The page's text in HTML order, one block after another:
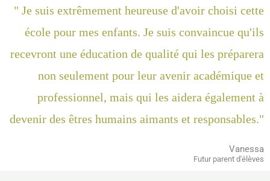
" Je suis extrêmement heureuse d'avoir choisi cette
école pour mes enfants. Je suis convaincue qu'ils
recevront une éducation de qualité qui les préparera
non seulement pour leur avenir académique et
professionnel, mais qui les aidera également à
devenir des êtres humains aimants et responsables."
Vanessa
Futur parent d'élèves